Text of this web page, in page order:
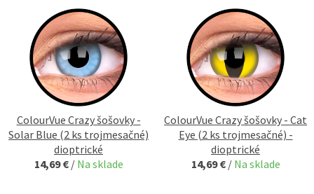
ColourVue Crazy šošovky -
Solar Blue (2 ks trojmesačné)
dioptrické
14,69 € / Na sklade
ColourVue Crazy šošovky - Cat
Eye (2 ks trojmesačné) -
dioptrické
14,69 € / Na sklade